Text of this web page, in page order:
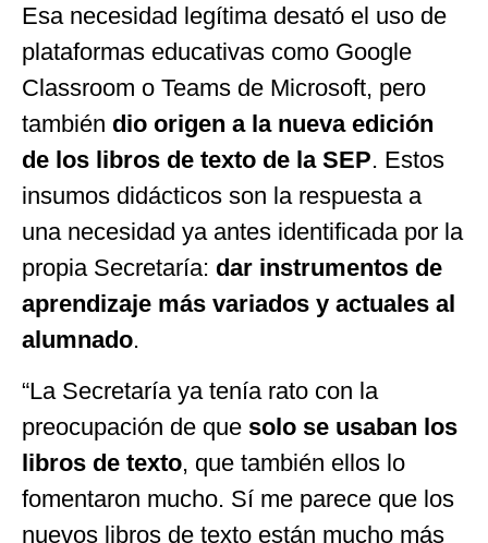
Esa necesidad legítima desató el uso de
plataformas educativas como Google
Classroom o Teams de Microsoft, pero
también dio origen a la nueva edición
de los libros de texto de la SEP. Estos
insumos didácticos son la respuesta a
una necesidad ya antes identificada por la
propia Secretaría: dar instrumentos de
aprendizaje más variados y actuales al
alumnado.
“La Secretaría ya tenía rato con la
preocupación de que solo se usaban los
libros de texto, que también ellos lo
fomentaron mucho. Sí me parece que los
nuevos libros de texto están mucho más